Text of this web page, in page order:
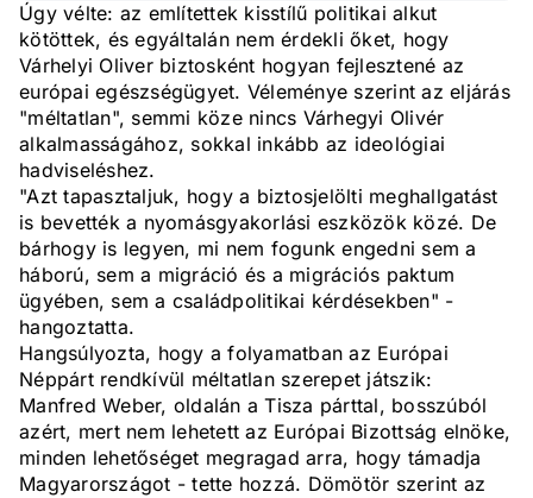
Úgy vélte: az említettek kisstílű politikai alkut
kötöttek, és egyáltalán nem érdekli őket, hogy
Várhelyi Oliver biztosként hogyan fejlesztené az
európai egészségügyet. Véleménye szerint az eljárás
"méltatlan", semmi köze nincs Várhegyi Olivér
alkalmasságához, sokkal inkább az ideológiai
hadviseléshez.
"Azt tapasztaljuk, hogy a biztosjelölti meghallgatást
is bevették a nyomásgyakorlási eszközök közé. De
bárhogy is legyen, mi nem fogunk engedni sem a
háború, sem a migráció és a migrációs paktum
ügyében, sem a családpolitikai kérdésekben" -
hangoztatta.
Hangsúlyozta, hogy a folyamatban az Európai
Néppárt rendkívül méltatlan szerepet játszik:
Manfred Weber, oldalán a Tisza párttal, bosszúból
azért, mert nem lehetett az Európai Bizottság elnöke,
minden lehetőséget megragad arra, hogy támadja
Magyarországot - tette hozzá. Dömötör szerint az